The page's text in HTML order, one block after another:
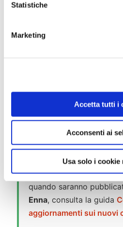
Statistiche
Marketing
Accetta tutti i
Acconsenti ai
Usa solo i cookie
🔔 Resta
a Enna
Per scoprire come
quando saranno
Enna, consulta la guida
aggiornamenti sui nuovi